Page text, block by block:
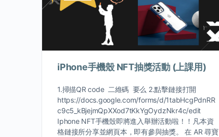
iPhone手機殼 NFT抽獎活動 (上課用)
1.掃描QR code 二維碼 要么 2.點擊鏈接打開
https://docs.google.com/forms/d/1tabHcgPdnRR
c9c5_kBjejmQpXXod7tKkYgOydzNkr4c/edit
Iphone NFT手機殼即將進入舉辦活動啦！！凡本資
格鏈接所分享並網頁本，即有參與抽獎。 在 AR 尋寶